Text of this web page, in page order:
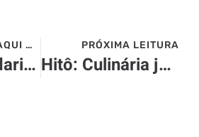
ANTERIORMENTE AQUI NO SITE>>>
Benedict Padaria Artesanal reabre em novo endereço
PRÓXIMA LEITURA
Hitô: Culinária japonesa vegana conquista espaço em São Paulo com cardápio inovador